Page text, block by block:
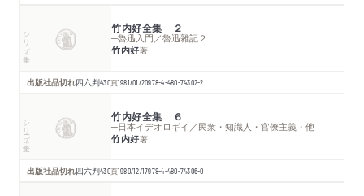
シリーズ・全集 竹内好全集 ２
─魯迅入門／魯迅雜記２
竹内好著
出版社品切れ四六判430頁1981/01/20978-4-480-74302-2
シリーズ・全集 竹内好全集 ６
─日本イデオロギイ／民衆・知識人・官僚主義・他
竹内好著
出版社品切れ四六判430頁1980/12/17978-4-480-74306-0